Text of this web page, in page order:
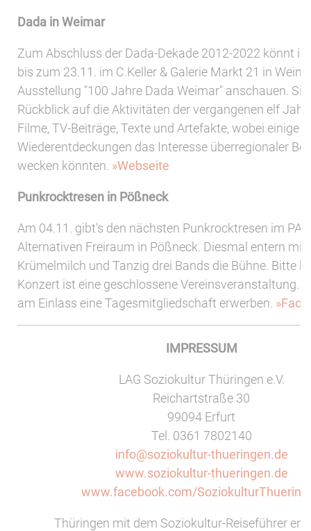
Dada in Weimar
Zum Abschluss der Dada-Dekade 2012-2022 könnt
bis zum 23.11. im C.Keller & Galerie Markt 21 in
Ausstellung "100 Jahre Dada Weimar" anschauen.
Rückblick auf die Aktivitäten der vergangenen elf
Filme, TV-Beiträge, Texte und Artefakte, wobei einige
Wiederentdeckungen das Interesse überregionaler
wecken könnten. »Webseite
Punkrocktresen in Pößneck
Am 04.11. gibt's den nächsten Punkrocktresen im
Alternativen Freiraum in Pößneck. Diesmal entern mit
Krümelmilch und Tanzig drei Bands die Bühne. Bitte
Konzert ist eine geschlossene Vereinsveranstaltung.
am Einlass eine Tagesmitgliedschaft erwerben.
IMPRESSUM
LAG Soziokultur Thüringen e.V.
Reichartstraße 30
99094 Erfurt
Tel. 0361 7802140
info@soziokultur-thueringen.de
www.soziokultur-thueringen.de
www.facebook.com/
Thüringen mit dem Soziokultur-Reiseführer